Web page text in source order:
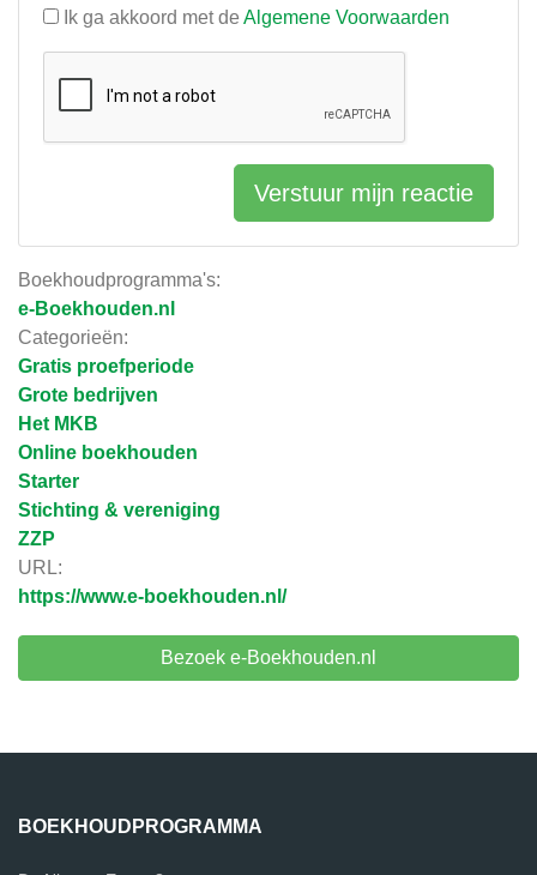
Boekhoudprogramma's:
e-Boekhouden.nl
Categorieën:
Gratis proefperiode
Grote bedrijven
Het MKB
Online boekhouden
Starter
Stichting & vereniging
ZZP
URL:
https://www.e-boekhouden.nl/
Bezoek e-Boekhouden.nl
Ik ga akkoord met de Algemene Voorwaarden
Verstuur mijn reactie
BOEKHOUDPROGRAMMA